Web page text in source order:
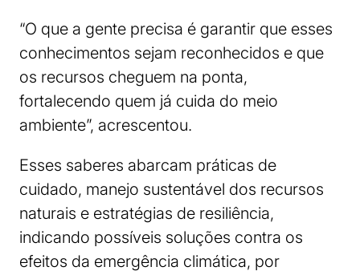
“O que a gente precisa é garantir que esses
conhecimentos sejam reconhecidos e que
os recursos cheguem na ponta,
fortalecendo quem já cuida do meio
ambiente”, acrescentou.
Esses saberes abarcam práticas de
cuidado, manejo sustentável dos recursos
naturais e estratégias de resiliência,
indicando possíveis soluções contra os
efeitos da emergência climática, por